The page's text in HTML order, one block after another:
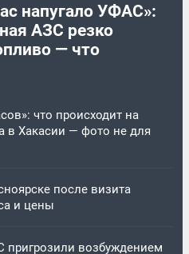
напугало УФАС»:
АЗС резко
— что
что происходит на
в Хакасии — фото не для
после визита
и цены
пригрозили возбуждением